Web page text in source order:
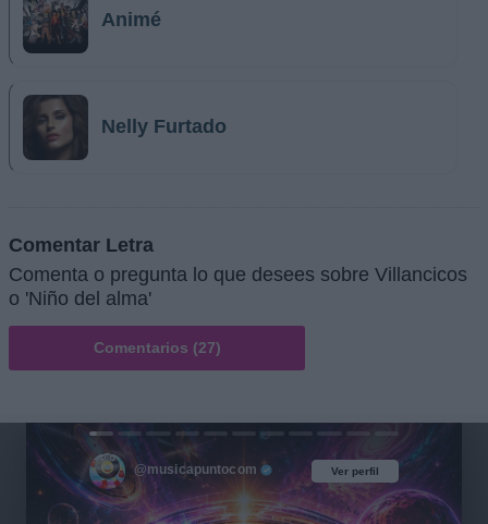
Animé
Nelly Furtado
Comentar Letra
Comenta o pregunta lo que desees sobre Villancicos
o 'Niño del alma'
Comentarios (27)
Ver perfil
@musicapuntocom Ver perfil